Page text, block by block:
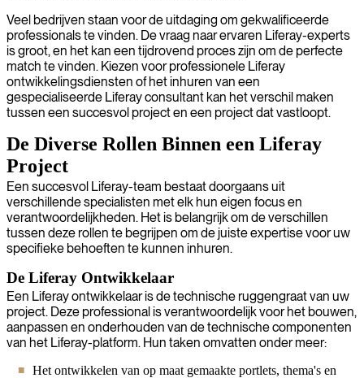
Veel bedrijven staan voor de uitdaging om gekwalificeerde
professionals te vinden. De vraag naar ervaren Liferay-experts
is groot, en het kan een tijdrovend proces zijn om de perfecte
match te vinden. Kiezen voor professionele Liferay
ontwikkelingsdiensten of het inhuren van een
gespecialiseerde Liferay consultant kan het verschil maken
tussen een succesvol project en een project dat vastloopt.
De Diverse Rollen Binnen een Liferay
Project
Een succesvol Liferay-team bestaat doorgaans uit
verschillende specialisten met elk hun eigen focus en
verantwoordelijkheden. Het is belangrijk om de verschillen
tussen deze rollen te begrijpen om de juiste expertise voor uw
specifieke behoeften te kunnen inhuren.
De Liferay Ontwikkelaar
Een Liferay ontwikkelaar is de technische ruggengraat van uw
project. Deze professional is verantwoordelijk voor het bouwen,
aanpassen en onderhouden van de technische componenten
van het Liferay-platform. Hun taken omvatten onder meer:
Het ontwikkelen van op maat gemaakte portlets, thema's en